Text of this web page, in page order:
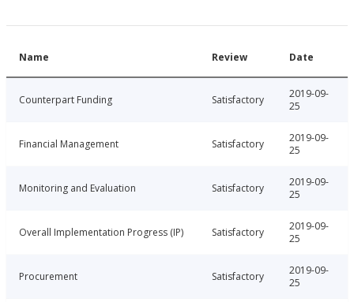
Name Review Date
Counterpart Funding Satisfactory
2019-09-
25
Financial Management Satisfactory
2019-09-
25
Monitoring and Evaluation Satisfactory
2019-09-
25
Overall Implementation Progress (IP) Satisfactory
2019-09-
25
Procurement Satisfactory
2019-09-
25